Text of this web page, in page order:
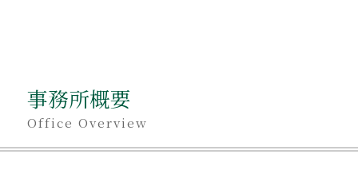
事務所概要
Office Overview